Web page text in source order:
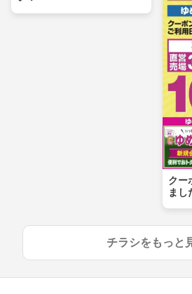
クー
まし
チラシをもっと